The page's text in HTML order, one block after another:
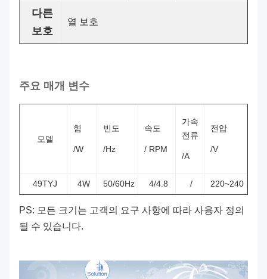
다른
보호
열 보호
주요 매개 변수
모델
힘
/W
빈도
/Hz
속도
/ RPM
가속
전류
/A
전압
/V
49TYJ 4W 50/60Hz 4/4.8 / 220~240
PS: 모든 크기는 고객의 요구 사항에 따라 사용자 정의
될 수 있습니다.